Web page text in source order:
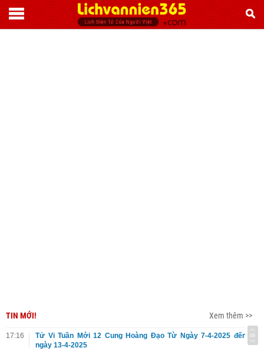
TIN MỚI! Xem thêm >>
17:16
Tử Vi Tuần Mới 12 Cung Hoàng Đạo Từ Ngày 7-4-2025 đến
ngày 13-4-2025